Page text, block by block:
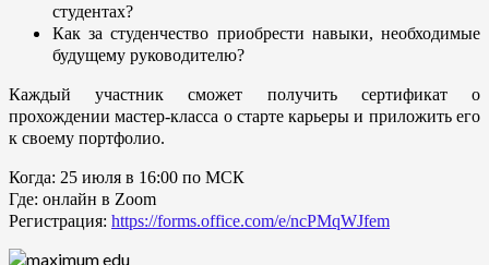
студентах?
Как за студенчество приобрести навыки, необходимые
будущему руководителю?
Каждый участник сможет получить сертификат о
прохождении мастер-класса о старте карьеры и приложить его
к своему портфолио.
Когда: 25 июля в 16:00 по МСК
Где: онлайн в Zoom
Регистрация: https://forms.office.com/e/ncPMqWJfem